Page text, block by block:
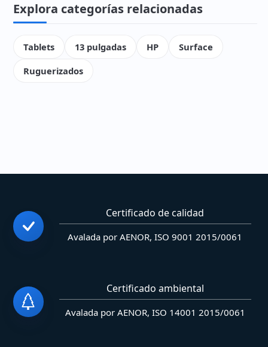
Explora categorías relacionadas
Tablets 13 pulgadas HP
Surface
Ruguerizados
Certificado de calidad
Avalada por AENOR, ISO 9001 2015/0061
Certificado ambiental
Avalada por AENOR, ISO 14001 2015/0061